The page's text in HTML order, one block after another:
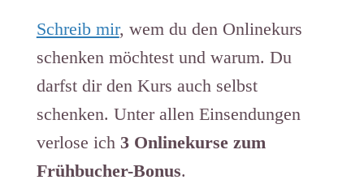
Schreib mir, wem du den Onlinekurs
schenken möchtest und warum. Du
darfst dir den Kurs auch selbst
schenken. Unter allen Einsendungen
verlose ich 3 Onlinekurse zum
Frühbucher-Bonus.